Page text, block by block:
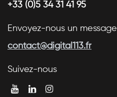
+33 (0)5 34 31 41 95
Envoyez-nous un message
contact@digital113.fr
Suivez-nous